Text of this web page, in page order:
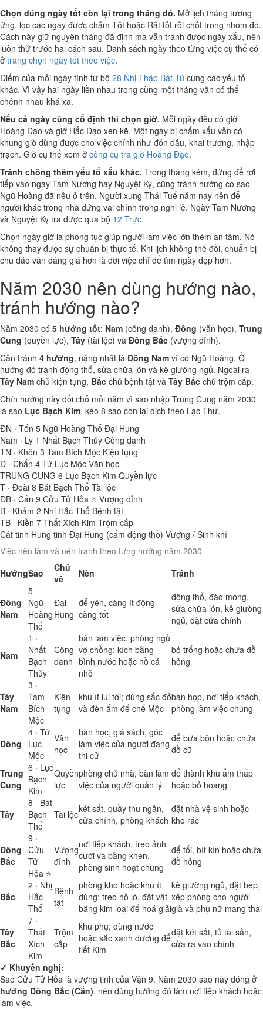
Chọn đúng ngày tốt còn lại trong tháng đó. Mở lịch tháng tương
ứng, lọc các ngày được chấm Tốt hoặc Rất tốt rồi chốt trong nhóm đó.
Cách này giữ nguyên tháng đã định mà vẫn tránh được ngày xấu, nên
luôn thử trước hai cách sau. Danh sách ngày theo từng việc cụ thể có
ở trang chọn ngày tốt theo việc.
Điểm của mỗi ngày tính từ bộ 28 Nhị Thập Bát Tú cùng các yếu tố
khác. Vì vậy hai ngày liền nhau trong cùng một tháng vẫn có thể
chênh nhau khá xa.
Nếu cả ngày cũng cố định thì chọn giờ. Mỗi ngày đều có giờ
Hoàng Đạo và giờ Hắc Đạo xen kẽ. Một ngày bị chấm xấu vẫn có
khung giờ dùng được cho việc chính như đón dâu, khai trương, nhập
trạch. Giờ cụ thể xem ở công cụ tra giờ Hoàng Đạo.
Tránh chồng thêm yếu tố xấu khác. Trong tháng kém, đừng để rơi
tiếp vào ngày Tam Nương hay Nguyệt Kỵ, cũng tránh hướng có sao
Ngũ Hoàng đã nêu ở trên. Người xung Thái Tuế năm nay nên để
người khác trong nhà đứng vai chính trong nghi lễ. Ngày Tam Nương
và Nguyệt Kỵ tra được qua bộ 12 Trực.
Chọn ngày giờ là phong tục giúp người làm việc lớn thêm an tâm. Nó
không thay được sự chuẩn bị thực tế. Khi lịch không thể đổi, chuẩn bị
chu đáo vẫn đáng giá hơn là dời việc chỉ để tìm ngày đẹp hơn.
Năm 2030 nên dùng hướng nào,
tránh hướng nào?
Năm 2030 có 5 hướng tốt: Nam (công danh), Đông (văn học), Trung
Cung (quyền lực), Tây (tài lộc) và Đông Bắc (vượng đỉnh).
Cần tránh 4 hướng, nặng nhất là Đông Nam vì có Ngũ Hoàng. Ở
hướng đó tránh động thổ, sửa chữa lớn và kê giường ngủ. Ngoài ra
Tây Nam chủ kiện tụng, Bắc chủ bệnh tật và Tây Bắc chủ trộm cắp.
Chín hướng này đổi chỗ mỗi năm vì sao nhập Trung Cung năm 2030
là sao Lục Bạch Kim, kéo 8 sao còn lại dịch theo Lạc Thư.
ĐN · Tốn 5 Ngũ Hoàng Thổ Đại Hung
Nam · Ly 1 Nhất Bạch Thủy Công danh
TN · Khôn 3 Tam Bích Mộc Kiện tụng
Đ · Chấn 4 Tứ Lục Mộc Văn học
TRUNG CUNG 6 Lục Bạch Kim Quyền lực
T · Đoài 8 Bát Bạch Thổ Tài lộc
ĐB · Cấn 9 Cửu Tử Hỏa ⭐ Vượng đỉnh
B · Khảm 2 Nhị Hắc Thổ Bệnh tật
TB · Kiền 7 Thất Xích Kim Trộm cắp
Cát tinh Hung tinh Đại Hung (cấm động thổ) Vượng / Sinh khí
Việc nên làm và nên tránh theo từng hướng năm 2030
HướngSao
Chủ
về
Nên Tránh
Đông
Nam
5 ·
Ngũ
Hoàng
Thổ
Đại
Hung
để yên, càng ít động
càng tốt
động thổ, đào móng,
sửa chữa lớn, kê giường
ngủ, đặt cửa chính
Nam
1 ·
Nhất
Bạch
Thủy
Công
danh
bàn làm việc, phòng ngủ
vợ chồng; kích bằng
bình nước hoặc hồ cá
nhỏ
bỏ trống hoặc chứa đồ
hỏng
Tây
Nam
3 ·
Tam
Bích
Mộc
Kiện
tụng
khu ít lui tới; dùng sắc đỏ
và đèn ấm để chế Mộc
bàn họp, nơi tiếp khách,
phòng làm việc chung
Đông
4 · Tứ
Lục
Mộc
Văn
học
bàn học, giá sách, góc
làm việc của người đang
thi cử
để bừa bộn hoặc chứa
đồ cũ
Trung
Cung
6 · Lục
Bạch
Kim
Quyền
lực
phòng chủ nhà, bàn làm
việc của người quản lý
để thành khu ẩm thấp
hoặc bỏ hoang
Tây
8 · Bát
Bạch
Thổ
Tài lộckét sắt, quầy thu ngân,
cửa chính, phòng khách
đặt nhà vệ sinh hoặc
kho rác
Đông
Bắc
9 ·
Cửu
Tử
Hỏa ⭐
Vượng
đỉnh
nơi tiếp khách, treo ảnh
cưới và bằng khen,
phòng sinh hoạt chung
để tối, bít kín hoặc chứa
đồ hỏng
Bắc
2 · Nhị
Hắc
Thổ
Bệnh
tật
phòng kho hoặc khu ít
dùng; treo hồ lô, đặt vật
bằng kim loại để hoá giải
kê giường ngủ, đặt bếp,
xếp phòng cho người
già và phụ nữ mang thai
Tây
Bắc
7 ·
Thất
Xích
Kim
Trộm
cắp
khu phụ; dùng nước
hoặc sắc xanh dương để
tiết Kim
đặt két sắt, tủ tài sản,
cửa ra vào chính
✓ Khuyến nghị:
Sao Cửu Tử Hỏa là vượng tinh của Vận 9. Năm 2030 sao này đóng ở
hướng Đông Bắc (Cấn), nên dùng hướng đó làm nơi tiếp khách hoặc
làm việc.